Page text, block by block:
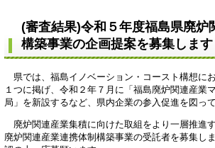
(審査結果)令和５年度福島県廃炉
構築事業の企画提案を募集します
県では、福島イノベーション・コースト構想に
１つに掲げ、令和２年７月に「福島廃炉関連産業
局」を新設するなど、県内企業の参入促進を図っ
廃炉関連産業集積に向けた取組をより一層推進
廃炉関連産業連携体制構築事業の受託者を募集し